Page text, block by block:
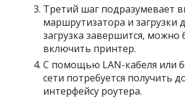
Третий шаг подразумевает
маршрутизатора и загрузки
загрузка завершится, можно
включить принтер.
С помощью LAN-кабеля или
сети потребуется получить
интерфейсу роутера.